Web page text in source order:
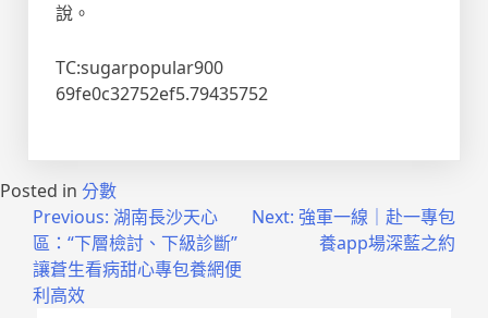
說。
TC:sugarpopular900
69fe0c32752ef5.79435752
Posted in 分數
Previous: 湖南長沙天心
區：“下層檢討、下級診斷”
讓蒼生看病甜心專包養網便
利高效
Next: 強軍一線｜赴一專包
養app場深藍之約